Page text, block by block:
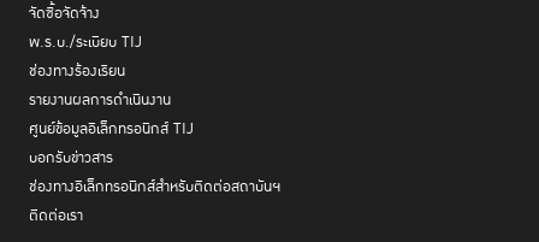
เวทีสาธารณะนี้จึงได้เสนอแนวทางการแก้ไขปัญหาการหลอกให้โอนเงินผ่านทาง
ออนไลน์ ด้วยโมเดล “บะหมี่ถ้วย” ซึ่งจะแก้ปัญหาด้วย 3 ขั้นตอน คือ 1. ใช้
หมายเลขโทรศัพท์แจ้งเหตุแบบรวมศูนย์ด้วยหมายเลขเดียว 2. อายัดบัญชี
ก่อน ถามทีหลัง ให้ข้อมูลเพียงครั้งเดียวไม่ต้องถามซ้ำ เพื่อการประหยัดเวลา
และ 3. มีช่องทางให้ติดตามบัญชีได้แบบเรียลไทม์ โดยใช้แอปพลิเคชันที่มีอยู่
แล้วของรัฐที่เชื่อถือได้ เช่น แอป ThaiD และแอป ทางรัฐ
จัดซื้อจัดจ้าง
พ.ร.บ./ระเบียบ TIJ
ช่องทางร้องเรียน
รายงานผลการดำเนินงาน
ศูนย์ข้อมูลอิเล็กทรอนิกส์ TIJ
บอกรับข่าวสาร
ช่องทางอิเล็กทรอนิกส์สำหรับติดต่อสถาบันฯ
ติดต่อเรา